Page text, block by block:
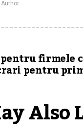
Author
firmele
pentru
Also